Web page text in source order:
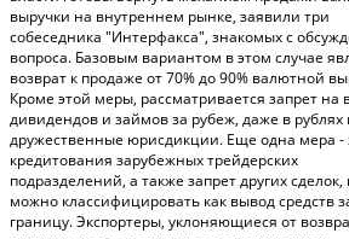
выручки на внутреннем рынке, заявили три
собеседника "Интерфакса", знакомых с
вопроса. Базовым вариантом в этом случае
возврат к продаже от 70% до 90% валютной
Кроме этой меры, рассматривается запрет на
дивидендов и займов за рубеж, даже в рублях
дружественные юрисдикции. Еще одна мера -
кредитования зарубежных трейдерских
подразделений, а также запрет других сделок,
можно классифицировать как вывод средств
границу. Экспортеры, уклоняющиеся от